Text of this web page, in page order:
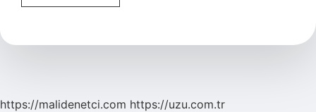
Başbakanı
https://malidenetci.com https://uzu.com.tr